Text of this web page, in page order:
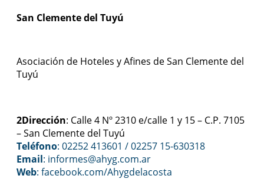
San Clemente del Tuyú
Asociación de Hoteles y Afines de San Clemente del
Tuyú
2Dirección: Calle 4 Nº 2310 e/calle 1 y 15 – C.P. 7105
– San Clemente del Tuyú
Teléfono: 02252 413601 / 02257 15-630318
Email: informes@ahyg.com.ar
Web: facebook.com/Ahygdelacosta